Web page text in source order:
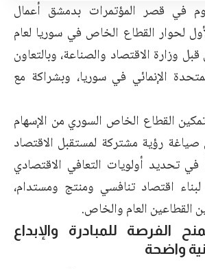
في قصر المؤتمرات بدمشق أعمال
لحوار القطاع الخاص في سوريا لعام
قبل وزارة الاقتصاد والصناعة، وبالتعاون
الإنمائي في سوريا، وبشراكة مع
القطاع الخاص السوري من الإسهام
صياغة رؤية مشتركة لمستقبل الاقتصاد
في تحديد أولويات التعافي الاقتصادي
لبناء اقتصاد تنافسي ومنتج ومستدام،
القطاعين العام والخاص.
الفرصة للمبادرة والإبداع
واضحة